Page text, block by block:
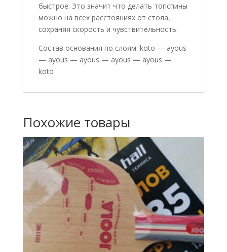
быстрое. Это значит что делать топспины
можно на всех расстояниях от стола,
сохраняя скорость и чувствительность.
Состав основания по слоям: koto — ayous
— ayous — ayous — ayous — ayous —
koto
Похожие товары